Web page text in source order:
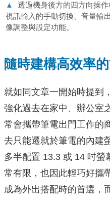
▲
透過機身後方的四方向操
視訊輸入的手動切換、音量輸
像調整與設定功能。
隨時建構高效率
就如同文章一開始時提到
強化過去在家中、辦公室
常會攜帶筆電出門工作的
去只能遷就於筆電的內建
多半配置 13.3 或 14 吋螢
常有限，也因此輕巧好攜
成為外出搭配時的首選，